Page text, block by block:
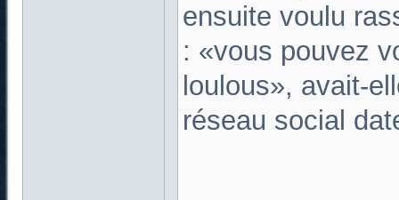
ensuite voulu
: «vous pouvez
loulous», avait-
réseau social